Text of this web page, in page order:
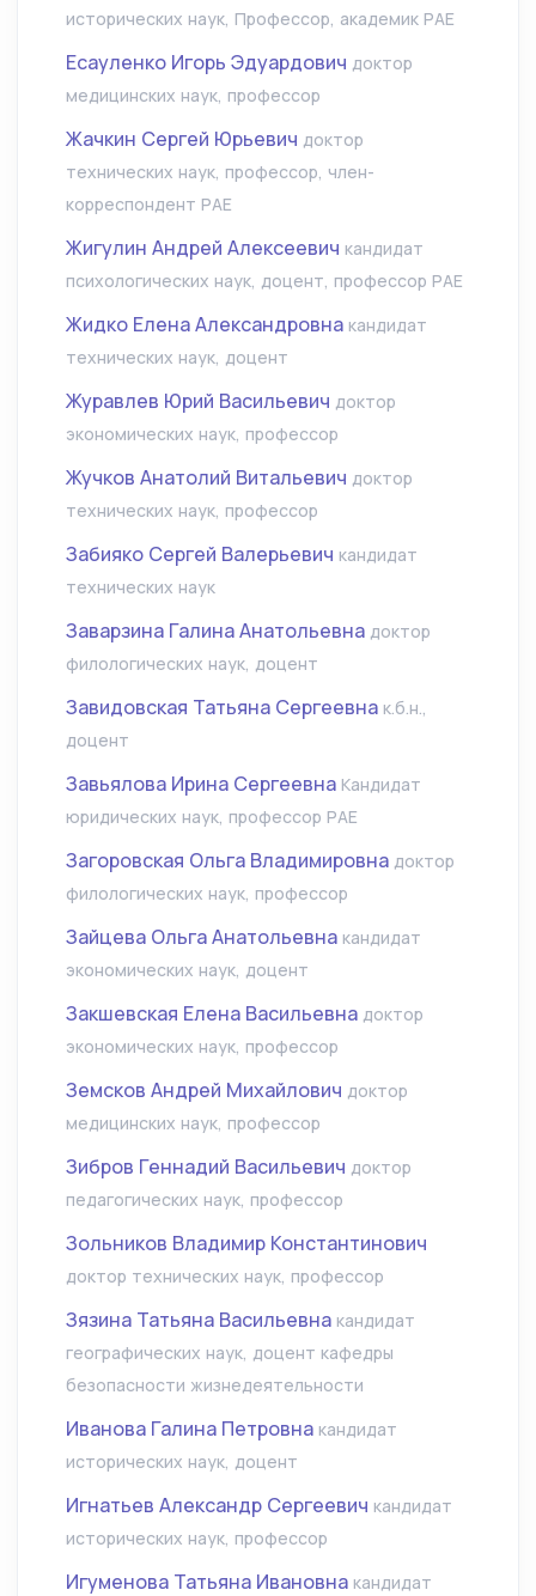
исторических наук, Профессор, академик РАЕ
Есауленко Игорь Эдуардович доктор
медицинских наук, профессор
Жачкин Сергей Юрьевич доктор
технических наук, профессор, член-
корреспондент РАЕ
Жигулин Андрей Алексеевич кандидат
психологических наук, доцент, профессор РАЕ
Жидко Елена Александровна кандидат
технических наук, доцент
Журавлев Юрий Васильевич доктор
экономических наук, профессор
Жучков Анатолий Витальевич доктор
технических наук, профессор
Забияко Сергей Валерьевич кандидат
технических наук
Заварзина Галина Анатольевна доктор
филологических наук, доцент
Завидовская Татьяна Сергеевна к.б.н.,
доцент
Завьялова Ирина Сергеевна Кандидат
юридических наук, профессор РАЕ
Загоровская Ольга Владимировна доктор
филологических наук, профессор
Зайцева Ольга Анатольевна кандидат
экономических наук, доцент
Закшевская Елена Васильевна доктор
экономических наук, профессор
Земсков Андрей Михайлович доктор
медицинских наук, профессор
Зибров Геннадий Васильевич доктор
педагогических наук, профессор
Зольников Владимир Константинович
доктор технических наук, профессор
Зязина Татьяна Васильевна кандидат
географических наук, доцент кафедры
безопасности жизнедеятельности
Иванова Галина Петровна кандидат
исторических наук, доцент
Игнатьев Александр Сергеевич кандидат
исторических наук, профессор
Игуменова Татьяна Ивановна кандидат